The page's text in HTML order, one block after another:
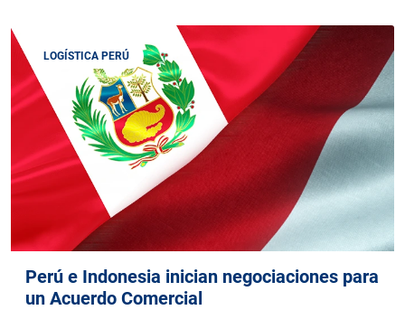
LOGÍSTICA PERÚ
Perú e Indonesia inician negociaciones para
un Acuerdo Comercial